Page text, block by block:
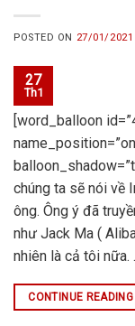
POSTED ON 27/01/2021
27
Th1
[word_balloon
chúng ta sẽ nói về
ông. Ông ý đã
như Jack Ma (
nhiên là cả tôi nữa.
CONTINUE READING